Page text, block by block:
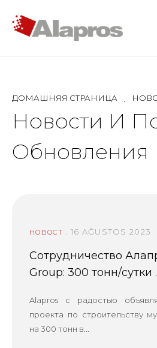
ДОМАШНЯЯ СТРАНИЦА
Новости И
Обновления
НОВОСТ . 16 AĞUSTOS 2023
Сотрудничество
Group: 300 тонн/сутки
Alapros с радостью
проекта по строительству
на 300 тонн в...